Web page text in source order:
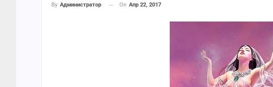
By Администратор On Апр 22, 2017